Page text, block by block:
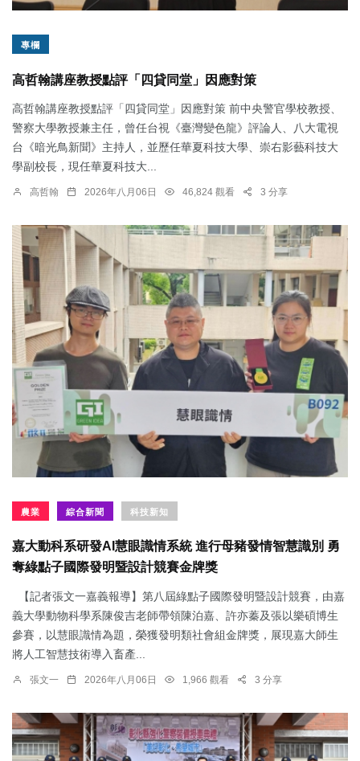
專欄
高哲翰講座教授點評「四貸同堂」因應對策
高哲翰講座教授點評「四貸同堂」因應對策 前中央警官學校教授、
警察大學教授兼主任，曾任台視《臺灣變色龍》評論人、八大電視
台《暗光鳥新聞》主持人，並歷任華夏科技大學、崇右影藝科技大
學副校長，現任華夏科技大...
高哲翰 2026年八月06日 46,824 觀看 3 分享
農業 綜合新聞 科技新知
嘉大動科系研發AI慧眼識情系統 進行母豬發情智慧識別 勇
奪綠點子國際發明暨設計競賽金牌獎
【記者張文一嘉義報導】第八屆綠點子國際發明暨設計競賽，由嘉
義大學動物科學系陳俊吉老師帶領陳泊嘉、許亦蓁及張以樂碩博生
參賽，以慧眼識情為題，榮獲發明類社會組金牌獎，展現嘉大師生
將人工智慧技術導入畜產...
張文一 2026年八月06日 1,966 觀看 3 分享